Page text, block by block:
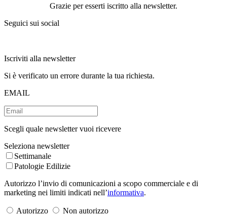
Grazie per esserti iscritto alla newsletter.
Seguici sui social
Iscriviti alla newsletter
Si è verificato un errore durante la tua richiesta.
EMAIL
Scegli quale newsletter vuoi ricevere
Seleziona newsletter
Settimanale
Patologie Edilizie
Autorizzo l’invio di comunicazioni a scopo commerciale e di
marketing nei limiti indicati nell’informativa.
Autorizzo
Non autorizzo